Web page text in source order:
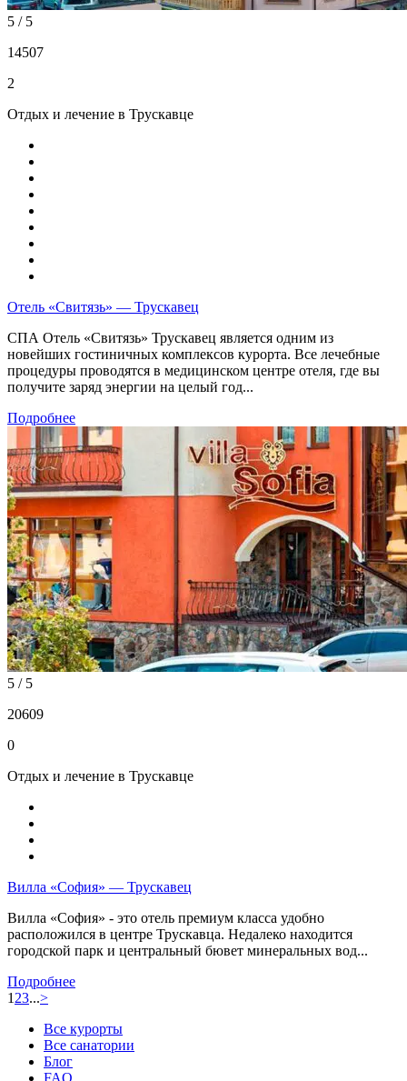
5 / 5
14507
2
Отдых и лечение в Трускавце
Отель «Свитязь» — Трускавец
СПА Отель «Свитязь» Трускавец является одним из
новейших гостиничных комплексов курорта. Все лечебные
процедуры проводятся в медицинском центре отеля, где вы
получите заряд энергии на целый год...
Подробнее
5 / 5
20609
0
Отдых и лечение в Трускавце
Вилла «София» — Трускавец
Вилла «София» - это отель премиум класса удобно
расположился в центре Трускавца. Недалеко находится
городской парк и центральный бювет минеральных вод...
Подробнее
1 23...>
Все курорты
Все санатории
Блог
FAQ